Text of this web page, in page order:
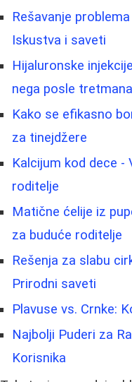
Rešavanje
Iskustva i saveti
Hijaluronske
nega posle tretmana
Kako se efikasno
za tinejdžere
Kalcijum kod dece
roditelje
Matične ćelije iz
za buduće roditelje
Rešenja za slabu
Prirodni saveti
Plavuse vs. Crnke:
Najbolji Puderi za
Korisnika